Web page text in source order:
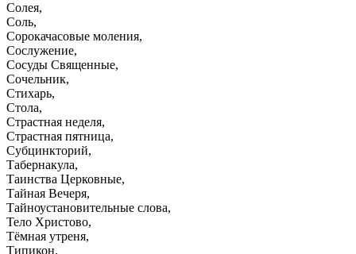
Солея,
Соль,
Сорокачасовые моления,
Сослужение,
Сосуды Священные,
Сочельник,
Стихарь,
Стола,
Страстная неделя,
Страстная пятница,
Субцинкторий,
Табернакула,
Таинства Церковные,
Тайная Вечеря,
Тайноустановительные слова,
Тело Христово,
Тёмная утреня,
Типикон,